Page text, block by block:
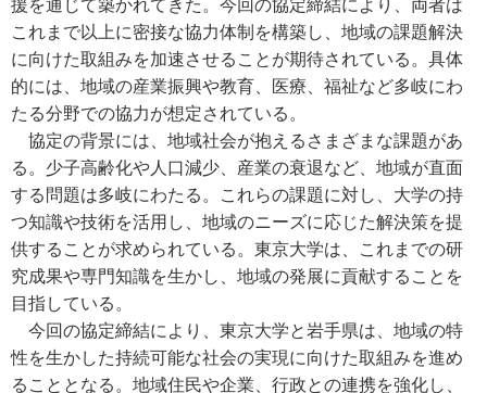
援を通じて築かれてきた。今回の協定締結により、両者は
これまで以上に密接な協力体制を構築し、地域の課題解決
に向けた取組みを加速させることが期待されている。具体
的には、地域の産業振興や教育、医療、福祉など多岐にわ
たる分野での協力が想定されている。
協定の背景には、地域社会が抱えるさまざまな課題があ
る。少子高齢化や人口減少、産業の衰退など、地域が直面
する問題は多岐にわたる。これらの課題に対し、大学の持
つ知識や技術を活用し、地域のニーズに応じた解決策を提
供することが求められている。東京大学は、これまでの研
究成果や専門知識を生かし、地域の発展に貢献することを
目指している。
今回の協定締結により、東京大学と岩手県は、地域の特
性を生かした持続可能な社会の実現に向けた取組みを進め
ることとなる。地域住民や企業、行政との連携を強化し、